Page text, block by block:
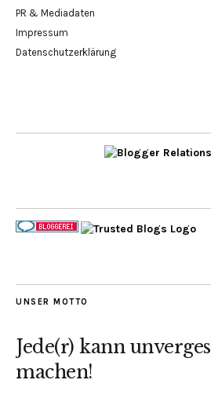
PR & Mediadaten
Impressum
Datenschutzerklärung
UNSER MOTTO
Jede(r) kann
machen!